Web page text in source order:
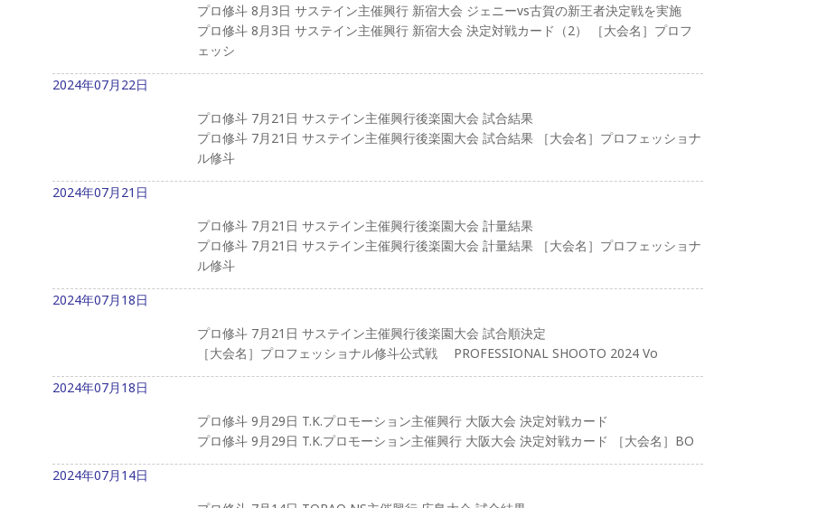
プロ修斗 8月3日 サステイン主催興行 新宿大会 ジェニーvs古賀の新王者決定戦を実施
プロ修斗 8月3日 サステイン主催興行 新宿大会 決定対戦カード（2） ［大会名］プロフ
ェッシ
2024年07月22日
プロ修斗 7月21日 サステイン主催興行後楽園大会 試合結果
プロ修斗 7月21日 サステイン主催興行後楽園大会 試合結果 ［大会名］プロフェッショナ
ル修斗
2024年07月21日
プロ修斗 7月21日 サステイン主催興行後楽園大会 計量結果
プロ修斗 7月21日 サステイン主催興行後楽園大会 計量結果 ［大会名］プロフェッショナ
ル修斗
2024年07月18日
プロ修斗 7月21日 サステイン主催興行後楽園大会 試合順決定
［大会名］プロフェッショナル修斗公式戦 PROFESSIONAL SHOOTO 2024 Vo
2024年07月18日
プロ修斗 9月29日 T.K.プロモーション主催興行 大阪大会 決定対戦カード
プロ修斗 9月29日 T.K.プロモーション主催興行 大阪大会 決定対戦カード ［大会名］BO
2024年07月14日